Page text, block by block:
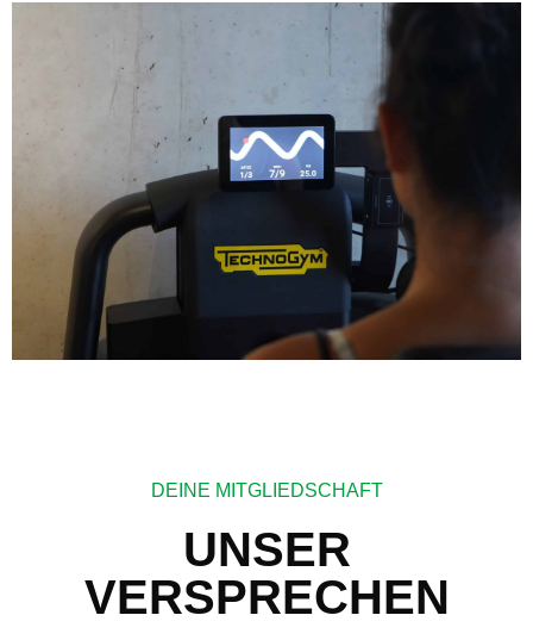
DEINE MITGLIEDSCHAFT
UNSER
VERSPRECHEN